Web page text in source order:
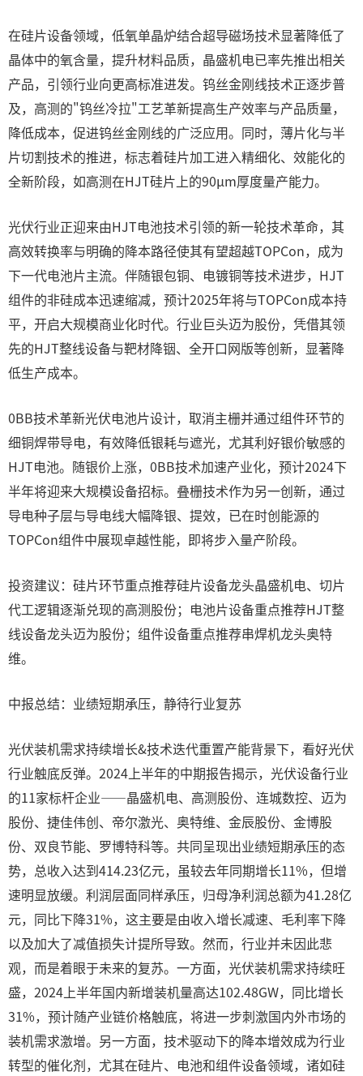
在硅片设备领域，低氧单晶炉结合超导磁场技术显著降低了
晶体中的氧含量，提升材料品质，晶盛机电已率先推出相关
产品，引领行业向更高标准进发。钨丝金刚线技术正逐步普
及，高测的"钨丝冷拉"工艺革新提高生产效率与产品质量，
降低成本，促进钨丝金刚线的广泛应用。同时，薄片化与半
片切割技术的推进，标志着硅片加工进入精细化、效能化的
全新阶段，如高测在HJT硅片上的90μm厚度量产能力。
光伏行业正迎来由HJT电池技术引领的新一轮技术革命，其
高效转换率与明确的降本路径使其有望超越TOPCon，成为
下一代电池片主流。伴随银包铜、电镀铜等技术进步，HJT
组件的非硅成本迅速缩减，预计2025年将与TOPCon成本持
平，开启大规模商业化时代。行业巨头迈为股份，凭借其领
先的HJT整线设备与靶材降铟、全开口网版等创新，显著降
低生产成本。
0BB技术革新光伏电池片设计，取消主栅并通过组件环节的
细铜焊带导电，有效降低银耗与遮光，尤其利好银价敏感的
HJT电池。随银价上涨，0BB技术加速产业化，预计2024下
半年将迎来大规模设备招标。叠栅技术作为另一创新，通过
导电种子层与导电线大幅降银、提效，已在时创能源的
TOPCon组件中展现卓越性能，即将步入量产阶段。
投资建议：硅片环节重点推荐硅片设备龙头晶盛机电、切片
代工逻辑逐渐兑现的高测股份；电池片设备重点推荐HJT整
线设备龙头迈为股份；组件设备重点推荐串焊机龙头奥特
维。
中报总结：业绩短期承压，静待行业复苏
光伏装机需求持续增长&技术迭代重置产能背景下，看好光伏
行业触底反弹。2024上半年的中期报告揭示，光伏设备行业
的11家标杆企业——晶盛机电、高测股份、连城数控、迈为
股份、捷佳伟创、帝尔激光、奥特维、金辰股份、金博股
份、双良节能、罗博特科等。共同呈现出业绩短期承压的态
势，总收入达到414.23亿元，虽较去年同期增长11%，但增
速明显放缓。利润层面同样承压，归母净利润总额为41.28亿
元，同比下降31%，这主要是由收入增长减速、毛利率下降
以及加大了减值损失计提所导致。然而，行业并未因此悲
观，而是着眼于未来的复苏。一方面，光伏装机需求持续旺
盛，2024上半年国内新增装机量高达102.48GW，同比增长
31%，预计随产业链价格触底，将进一步刺激国内外市场的
装机需求激增。另一方面，技术驱动下的降本增效成为行业
转型的催化剂，尤其在硅片、电池和组件设备领域，诸如硅